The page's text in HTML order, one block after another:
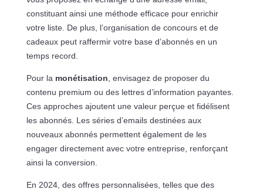
constituant ainsi une méthode efficace pour enrichir
votre liste. De plus, l’organisation de concours et de
cadeaux peut raffermir votre base d’abonnés en un
temps record.
Pour la monétisation , envisagez de proposer du
contenu premium ou des lettres d’information payantes.
Ces approches ajoutent une valeur perçue et fidélisent
les abonnés. Les séries d’emails destinées aux
nouveaux abonnés permettent également de les
engager directement avec votre entreprise, renforçant
ainsi la conversion.
En 2024, des offres personnalisées, telles que des